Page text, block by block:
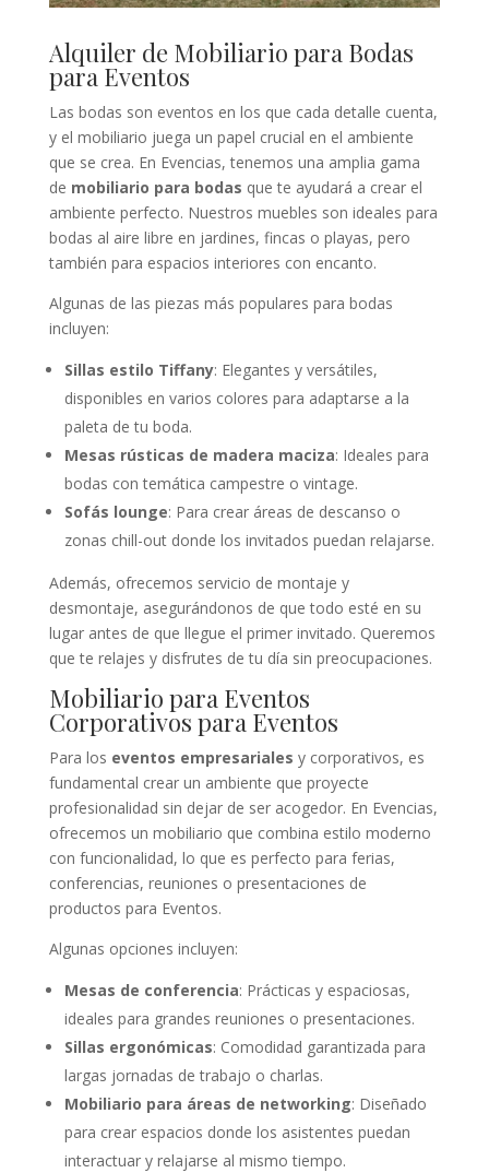
Alquiler de Mobiliario para Bodas
para Eventos
Las bodas son eventos en los que cada detalle cuenta,
y el mobiliario juega un papel crucial en el ambiente
que se crea. En Evencias, tenemos una amplia gama
de mobiliario para bodas que te ayudará a crear el
ambiente perfecto. Nuestros muebles son ideales para
bodas al aire libre en jardines, fincas o playas, pero
también para espacios interiores con encanto.
Algunas de las piezas más populares para bodas
incluyen:
Sillas estilo Tiffany: Elegantes y versátiles,
disponibles en varios colores para adaptarse a la
paleta de tu boda.
Mesas rústicas de madera maciza: Ideales para
bodas con temática campestre o vintage.
Sofás lounge: Para crear áreas de descanso o
zonas chill-out donde los invitados puedan relajarse.
Además, ofrecemos servicio de montaje y
desmontaje, asegurándonos de que todo esté en su
lugar antes de que llegue el primer invitado. Queremos
que te relajes y disfrutes de tu día sin preocupaciones.
Mobiliario para Eventos
Corporativos para Eventos
Para los eventos empresariales y corporativos, es
fundamental crear un ambiente que proyecte
profesionalidad sin dejar de ser acogedor. En Evencias,
ofrecemos un mobiliario que combina estilo moderno
con funcionalidad, lo que es perfecto para ferias,
conferencias, reuniones o presentaciones de
productos para Eventos.
Algunas opciones incluyen:
Mesas de conferencia: Prácticas y espaciosas,
ideales para grandes reuniones o presentaciones.
Sillas ergonómicas: Comodidad garantizada para
largas jornadas de trabajo o charlas.
Mobiliario para áreas de networking: Diseñado
para crear espacios donde los asistentes puedan
interactuar y relajarse al mismo tiempo.